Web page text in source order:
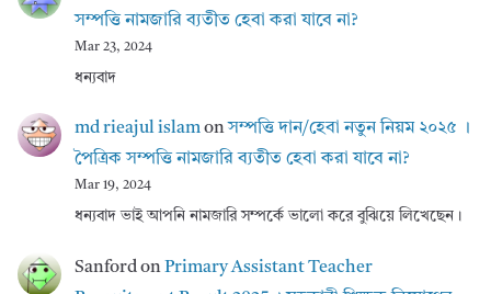
সম্পত্তি নামজারি ব্যতীত হেবা করা যাবে না?
Mar 23, 2024
ধন্যবাদ
md rieajul islamonসম্পত্তি দান/হেবা নতুন নিয়ম ২০২৫ ।
পৈত্রিক সম্পত্তি নামজারি ব্যতীত হেবা করা যাবে না?
Mar 19, 2024
ধন্যবাদ ভাই আপনি নামজারি সম্পর্কে ভালো করে বুঝিয়ে লিখেছেন।
SanfordonPrimary Assistant Teacher